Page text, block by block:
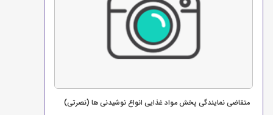
متقاضی نمایندگی پخش مواد غذایی انواع نوشیدنی ها (نصرتی)